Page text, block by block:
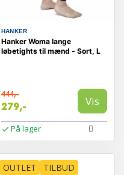
HANKER
Hanker Woma lange
løbetights til mænd - Sort, L
444,-
279,- Vis
På lager
OUTLET TILBUD